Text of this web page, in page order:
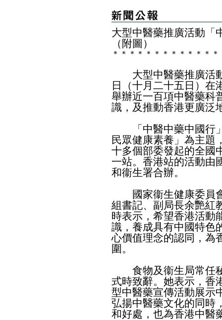
大型中醫藥推廣活動「
（附圖）
＊ ＊ ＊ ＊ ＊ ＊ ＊ ＊ ＊ ＊ ＊ ＊ ＊
大型中醫藥推廣活動
日（十月二十五日）在
舉辦近一百項中醫藥科
識，及推動香港更廣泛
「中醫中藥中國行」
民眾健康素養」為主題
十多個部委發起的全國
一站。香港站的活動由
和衞生署合辦。
國家衞生健康委員會
組書記、副局長余艷紅
時表示，希望香港活動
識，養成具有中國特色
心價值理念的認同，為
圍。
食物及衞生局常任秘
式時致辭。她表示，香
型中醫藥宣傳活動展示
弘揚中醫藥文化的同時
和好處，也為香港中醫